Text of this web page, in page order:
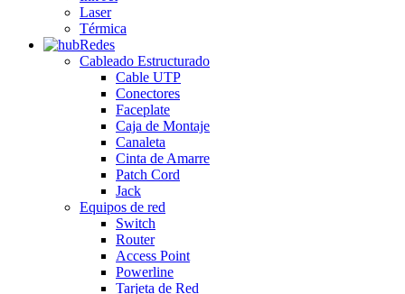
Laser
Térmica
Redes
Cableado Estructurado
Cable UTP
Conectores
Faceplate
Caja de Montaje
Canaleta
Cinta de Amarre
Patch Cord
Jack
Equipos de red
Switch
Router
Access Point
Powerline
Tarjeta de Red